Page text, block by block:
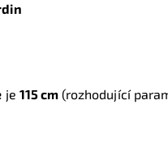
je 115 cm (rozhodující